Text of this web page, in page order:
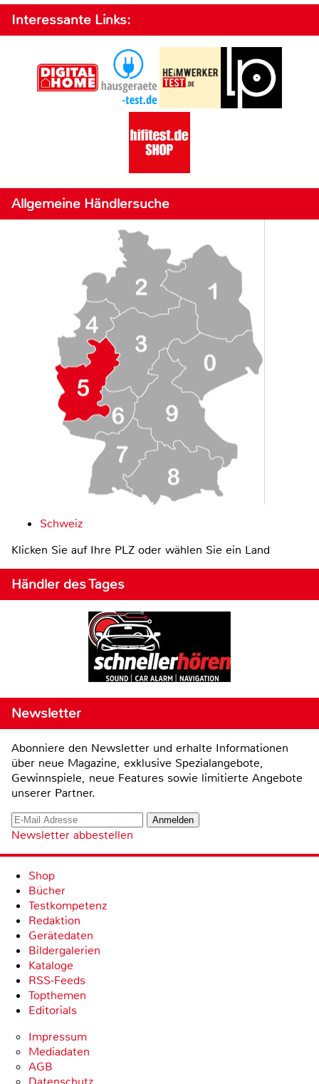
Interessante Links:
Allgemeine Händlersuche
Schweiz
Klicken Sie auf Ihre PLZ oder wählen Sie ein Land
Händler des Tages
Newsletter
Abonniere den Newsletter und erhalte Informationen
über neue Magazine, exklusive Spezialangebote,
Gewinnspiele, neue Features sowie limitierte Angebote
unserer Partner.
Newsletter abbestellen
Shop
Bücher
Testkompetenz
Redaktion
Gerätedaten
Bildergalerien
Kataloge
RSS-Feeds
Topthemen
Editorials
Impressum
Mediadaten
AGB